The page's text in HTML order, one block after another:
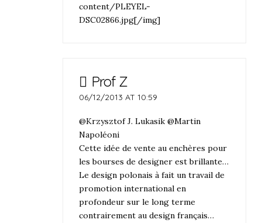
content/PLEYEL-
DSC02866.jpg[/img]
Prof Z
06/12/2013 AT 10:59
@Krzysztof J. Lukasik @Martin
Napoléoni
Cette idée de vente au enchères pour
les bourses de designer est brillante…
Le design polonais à fait un travail de
promotion international en
profondeur sur le long terme
contrairement au design français…